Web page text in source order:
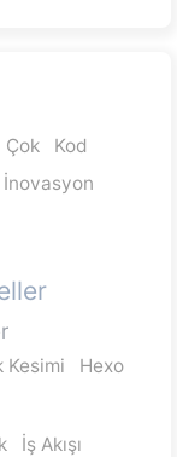
Çok Kod
Kesimi
Hexo
İş Akışı